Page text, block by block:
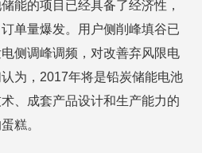
能的项目已经具备了经济性，
单量爆发。用户侧削峰填谷已
侧调峰调频，对改善弃风限电
为，2017年将是铅炭储能电池
、成套产品设计和生产能力的
糕。